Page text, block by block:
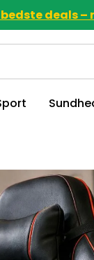
deals